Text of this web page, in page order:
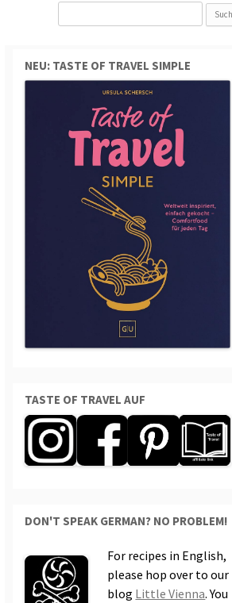
NEU: TASTE OF TRAVEL SIMPLE
TASTE OF TRAVEL AUF
DON'T SPEAK GERMAN? NO PROBLEM!
For recipes in English,
please hop over to our
blog Little Vienna. You